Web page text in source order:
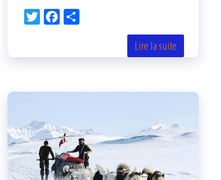
Tw Fac
k r
Lire la suite